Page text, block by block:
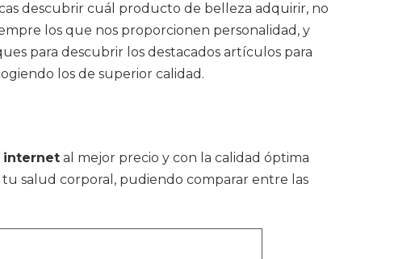
descubrir cuál producto de belleza adquirir, no
los que nos proporcionen personalidad, y
para descubrir los destacados artículos para
los de superior calidad.
internet al mejor precio y con la calidad óptima
salud corporal, pudiendo comparar entre las